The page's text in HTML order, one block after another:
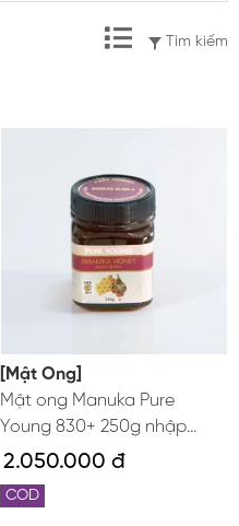
Tìm kiếm
[Mật Ong]
Mật ong Manuka Pure
Young 830+ 250g nhập
khẩu từ Úc
2.050.000 đ
COD